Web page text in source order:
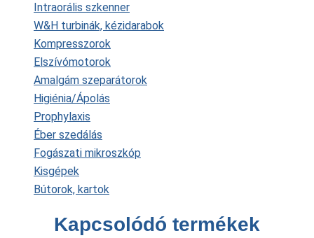
Intraorális szkenner
W&H turbinák, kézidarabok
Kompresszorok
Elszívómotorok
Amalgám szeparátorok
Higiénia/Ápolás
Prophylaxis
Éber szedálás
Fogászati mikroszkóp
Kisgépek
Bútorok, kartok
Kapcsolódó termékek